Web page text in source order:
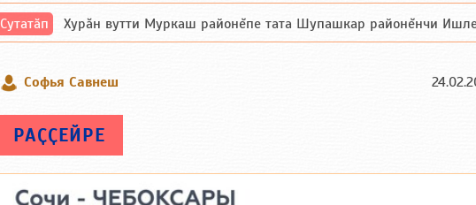
Сутатӑп Хурăн вутти Муркаш районĕпе тата Шупашкар районĕнчи Ишлей
Софья Савнеш
РАҪҪЕЙРЕ